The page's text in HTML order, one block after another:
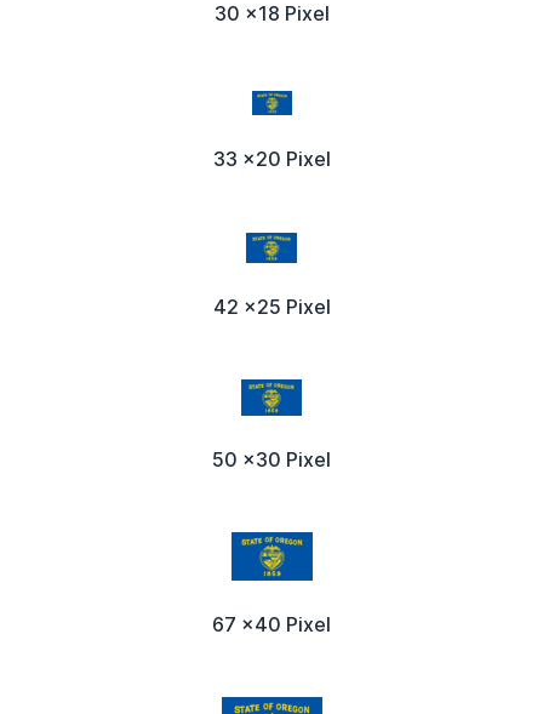
30 x18 Pixel
33 x20 Pixel
42 x25 Pixel
50 x30 Pixel
67 x40 Pixel